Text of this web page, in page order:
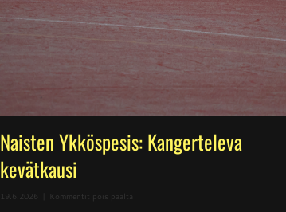
Naisten Ykköspesis: Kangerteleva
kevätkausi
19.6.2026 Kommentit pois päältä